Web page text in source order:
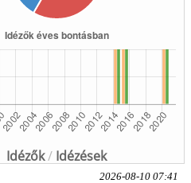
Idézők/ Idézések
2026-08-10 07:41